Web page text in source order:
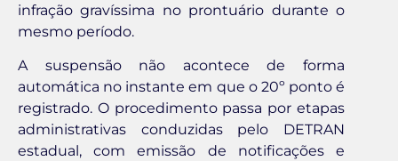
infração gravíssima no prontuário durante o
mesmo período.
A suspensão não acontece de forma
automática no instante em que o 20º ponto é
registrado. O procedimento passa por etapas
administrativas conduzidas pelo DETRAN
estadual, com emissão de notificações e